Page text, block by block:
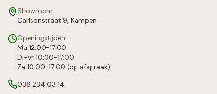
Showroom
Carlsonstraat 9, Kampen
Openingstijden
Ma 12:00-17:00
Di-Vr 10:00-17:00
Za 10:00-17:00 (op afspraak)
038 234 03 14